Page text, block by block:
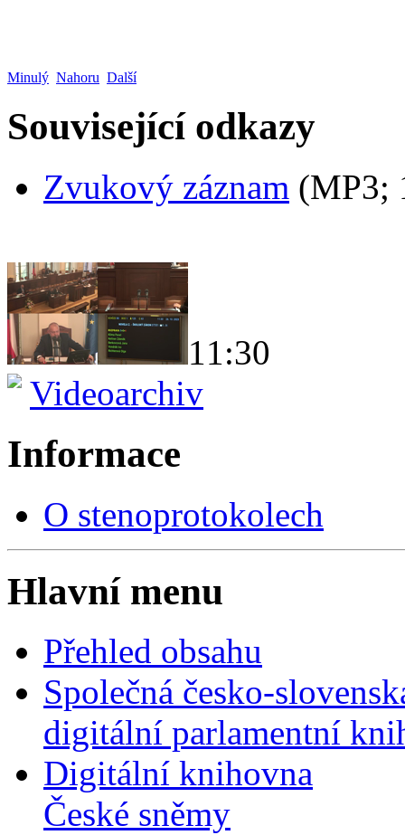
Minulý Nahoru Další
Související odkazy
Zvukový záznam (MP3;
11:30
Videoarchiv
Informace
O stenoprotokolech
Hlavní menu
Přehled obsahu
Společná česko-
digitální parlamentní
Digitální knihovna
České sněmy